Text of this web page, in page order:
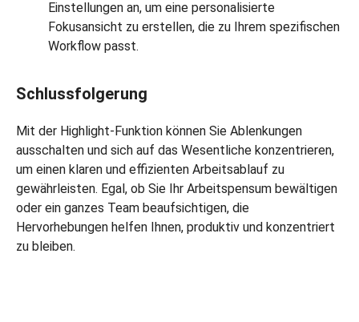
Einstellungen an, um eine personalisierte
Fokusansicht zu erstellen, die zu Ihrem spezifischen
Workflow passt.
Schlussfolgerung
Mit der Highlight-Funktion können Sie Ablenkungen
ausschalten und sich auf das Wesentliche konzentrieren,
um einen klaren und effizienten Arbeitsablauf zu
gewährleisten. Egal, ob Sie Ihr Arbeitspensum bewältigen
oder ein ganzes Team beaufsichtigen, die
Hervorhebungen helfen Ihnen, produktiv und konzentriert
zu bleiben.